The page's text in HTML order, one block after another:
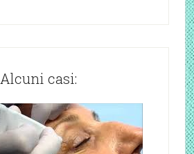
Alcuni casi: